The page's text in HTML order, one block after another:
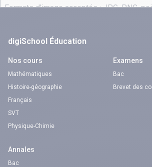
digiSchool Éducation
Nos cours
Mathématiques
Histoire-géographie
Français
SVT
Physique-Chimie
Examens
Bac
Brevet des
Annales
Bac